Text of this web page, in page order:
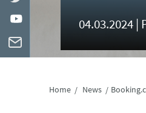
04.03.2024
Home News